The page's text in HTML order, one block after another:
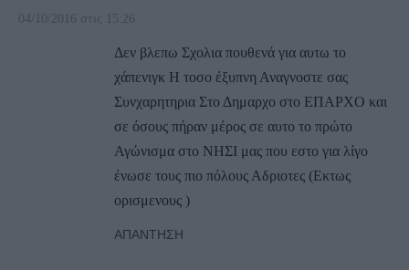
04/10/2016 στις 15:26
Δεν βλεπω Σχολια πουθενά για αυτω το
χάπενιγκ Η τοσο έξυπνη Αναγνοστε σας
Συνχαρητηρια Στο Δημαρχο στο ΕΠΑΡΧΟ και
σε όσους πήραν μέρος σε αυτο το πρώτο
Αγώνισμα στο ΝΗΣΙ μας που εστο για λίγο
ένωσε τους πιο πόλους Αδριοτες (Εκτως
ορισμενους )
ΑΠΆΝΤΗΣΗ